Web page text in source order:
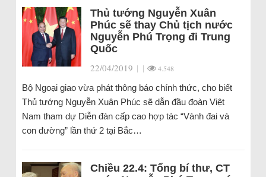
Thủ tướng Nguyễn Xuân
Phúc sẽ thay Chủ tịch nước
Nguyễn Phú Trọng đi Trung
Quốc
22/04/2019 | | 4.548
Bộ Ngoại giao vừa phát thông báo chính thức, cho biết
Thủ tướng Nguyễn Xuân Phúc sẽ dẫn đầu đoàn Việt
Nam tham dự Diễn đàn cấp cao hợp tác “Vành đai và
con đường” lần thứ 2 tại Bắc…
Chiều 22.4: Tổng bí thư, CT